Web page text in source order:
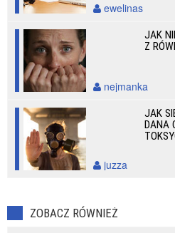
ewelinas
JAK
Z
nejmanka
JAK
DANA
juzza
ZOBACZ RÓWNIEŻ